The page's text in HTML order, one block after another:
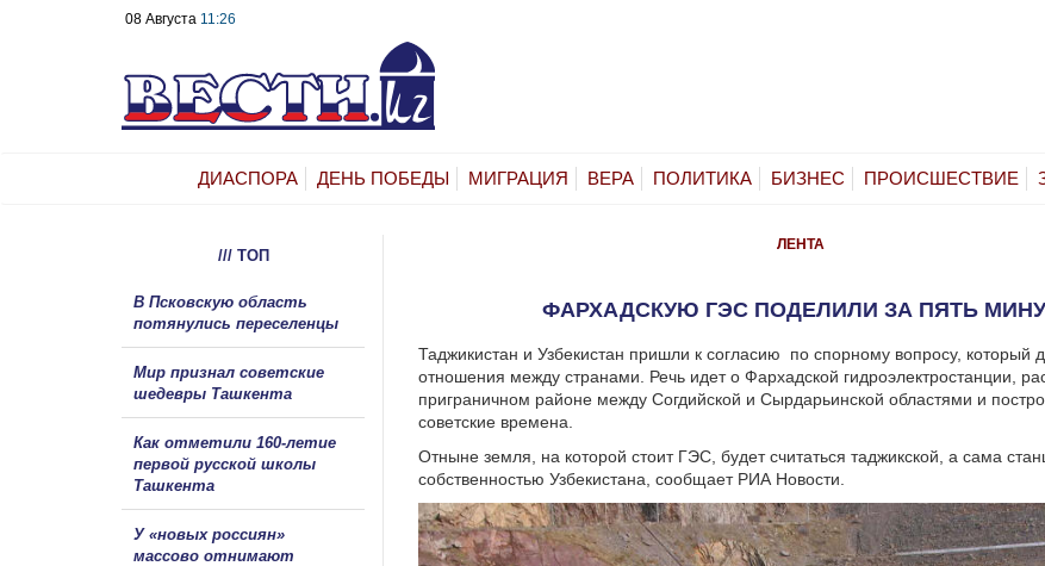
08 Августа 11:26
ДИАСПОРА ДЕНЬ ПОБЕДЫ МИГРАЦИЯ ВЕРА ПОЛИТИКА БИЗНЕС ПРОИСШЕСТВИЕ
ЛЕНТА
ФАРХАДСКУЮ ГЭС ПОДЕЛИЛИ ЗА ПЯТЬ
Таджикистан и Узбекистан пришли к согласию по спорному вопросу, который
отношения между странами. Речь идет о Фархадской гидроэлектростанции,
приграничном районе между Согдийской и Сырдарьинской областями и
советские времена.
Отныне земля, на которой стоит ГЭС, будет считаться таджикской, а сама
собственностью Узбекистана, сообщает РИА Новости.
/// ТОП
В Псковскую область
потянулись переселенцы
Мир признал советские
шедевры Ташкента
Как отметили 160-летие
первой русской школы
Ташкента
У «новых россиян»
массово отнимают